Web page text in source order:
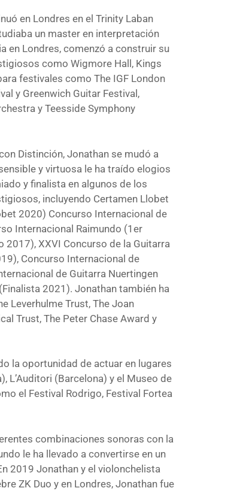
en Londres en el Trinity Laban
un master en interpretación
en Londres, comenzó a construir su
como Wigmore Hall, Kings
festivales como The IGF London
y Greenwich Guitar Festival,
y Teesside Symphony
Distinción, Jonathan se mudó a
y virtuosa le ha traído elogios
y finalista en algunos de los
incluyendo Certamen Llobet
2020) Concurso Internacional de
Internacional Raimundo (1er
XXVI Concurso de la Guitarra
Concurso Internacional de
de Guitarra Nuertingen
2021). Jonathan también ha
Leverhulme Trust, The Joan
Trust, The Peter Chase Award y
la oportunidad de actuar en lugares
L’Auditori (Barcelona) y el Museo de
el Festival Rodrigo, Festival Fortea
combinaciones sonoras con la
le ha llevado a convertirse en un
2019 Jonathan y el violonchelista
ZK Duo y en Londres, Jonathan fue